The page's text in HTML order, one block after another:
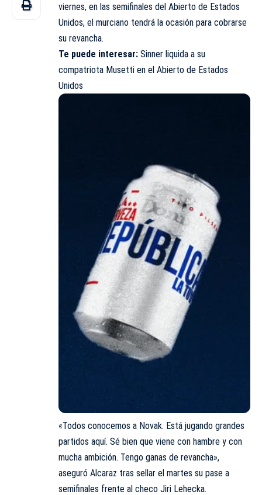
viernes, en las semifinales del Abierto de Estados
Unidos, el murciano tendrá la ocasión para cobrarse
su revancha.
Te puede interesar: Sinner liquida a su
compatriota Musetti en el Abierto de Estados
Unidos
«Todos conocemos a Novak. Está jugando grandes
partidos aquí. Sé bien que viene con hambre y con
mucha ambición. Tengo ganas de revancha»,
aseguró Alcaraz tras sellar el martes su pase a
semifinales frente al checo Jiri Lehecka.